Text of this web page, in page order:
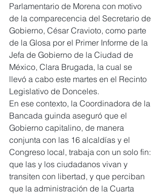
Parlamentario de Morena con motivo
de la comparecencia del Secretario de
Gobierno, César Cravioto, como parte
de la Glosa por el Primer Informe de la
Jefa de Gobierno de la Ciudad de
México, Clara Brugada, la cual se
llevó a cabo este martes en el Recinto
Legislativo de Donceles.
En ese contexto, la Coordinadora de la
Bancada guinda aseguró que el
Gobierno capitalino, de manera
conjunta con las 16 alcaldías y el
Congreso local, trabaja con un solo fin:
que las y los ciudadanos vivan y
transiten con libertad, y que perciban
que la administración de la Cuarta